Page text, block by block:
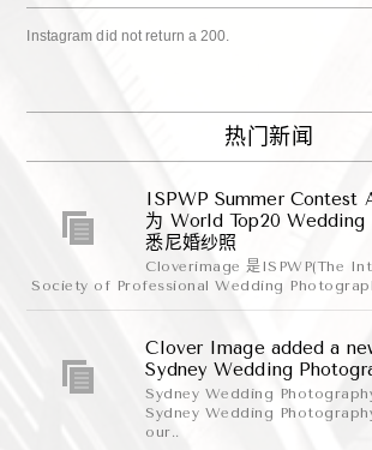
Instagram did not return a 200.
热门新闻
ISPWP Summer Contest
为 World Top20
悉尼婚纱照
Cloverimage 是ISPWP(The
Society of Professional Wedding
Clover Image added a
Sydney Wedding
Sydney Wedding
Sydney Wedding
our..